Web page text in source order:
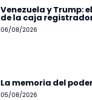
Venezuela y Trump:
de la caja
06/08/2026
La memoria del
05/08/2026